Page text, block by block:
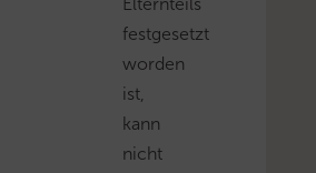
Elternteils
festgesetzt
worden
ist,
kann
nicht